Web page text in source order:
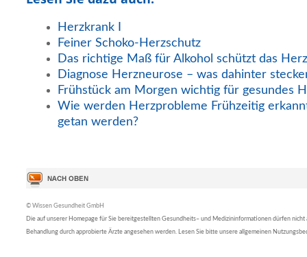
Herzkrank I
Feiner Schoko-Herzschutz
Das richtige Maß für Alkohol schützt das Herz
Diagnose Herzneurose – was dahinter
Frühstück am Morgen wichtig für gesundes
Wie werden Herzprobleme Frühzeitig
getan werden?
© Wissen Gesundheit GmbH
Die auf unserer Homepage für Sie bereitgestellten Gesundheits– und Medizininformationen dürfen nicht
Behandlung durch approbierte Ärzte angesehen werden. Lesen Sie bitte unsere allgemeinen